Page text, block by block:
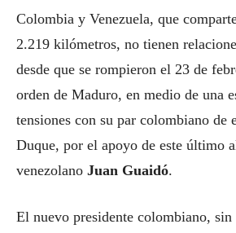
Colombia y Venezuela, que
2.219 kilómetros, no tienen
desde que se rompieron el 23 de
orden de Maduro, en medio de una
tensiones con su par colombiano de
Duque, por el apoyo de este último
venezolano Juan Guaidó.
El nuevo presidente colombiano, sin